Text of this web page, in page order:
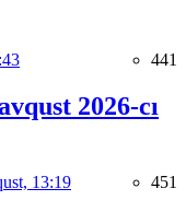
441
2026-cı
13:19 451